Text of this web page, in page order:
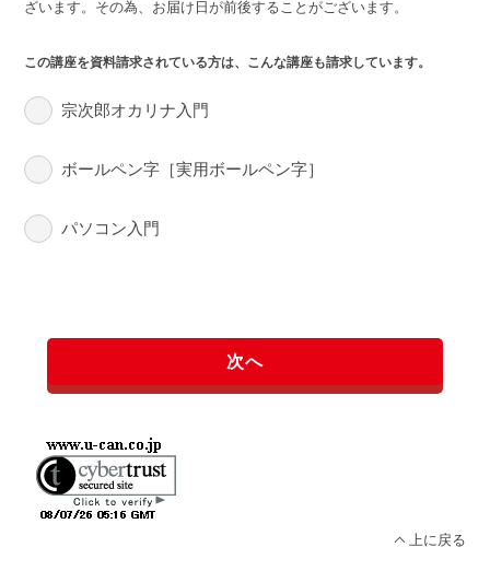
ざいます。その為、お届け日が前後することがございます。
この講座を資料請求されている方は、こんな講座も請求しています。
宗次郎オカリナ入門
ボールペン字［実用ボールペン字］
パソコン入門
次へ
上に戻る